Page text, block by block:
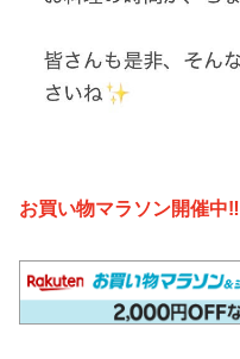
お買い物マラソン開催中‼️